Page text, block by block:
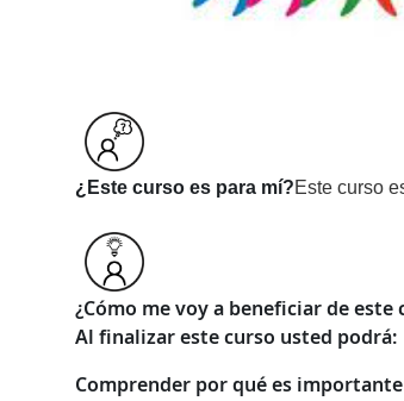
¿Este curso es para mí?Este curso
¿Cómo me voy a beneficiar de este
Al finalizar este curso usted podrá:
Comprender por qué es